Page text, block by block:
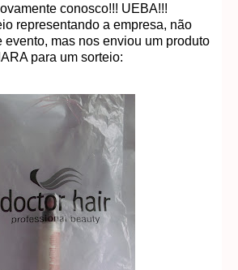
conosco!!! UEBA!!!
representando a empresa, não
evento, mas nos enviou um produto
para um sorteio: